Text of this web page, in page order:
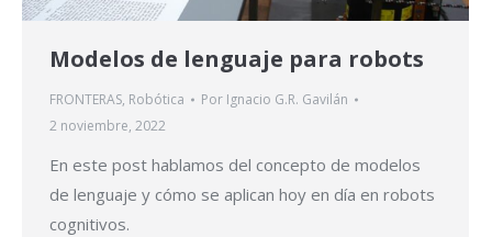
Modelos de lenguaje para robots
FRONTERAS, Robótica Por Ignacio G.R. Gavilán
2 noviembre, 2022
En este post hablamos del concepto de modelos
de lenguaje y cómo se aplican hoy en día en robots
cognitivos.